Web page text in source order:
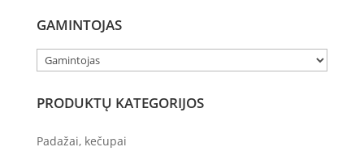
GAMINTOJAS
PRODUKTŲ KATEGORIJOS
Padažai, kečupai